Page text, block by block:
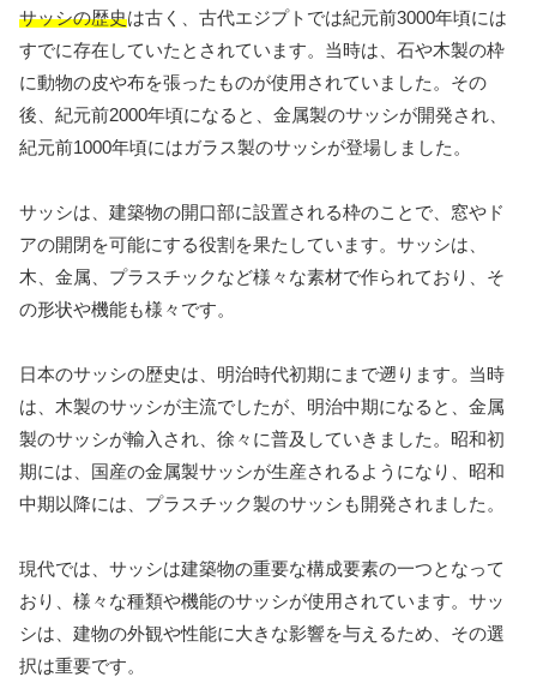
サッシの歴史は古く、古代エジプトでは紀元前3000年頃には
すでに存在していたとされています。当時は、石や木製の枠
に動物の皮や布を張ったものが使用されていました。その
後、紀元前2000年頃になると、金属製のサッシが開発され、
紀元前1000年頃にはガラス製のサッシが登場しました。
サッシは、建築物の開口部に設置される枠のことで、窓やド
アの開閉を可能にする役割を果たしています。サッシは、
木、金属、プラスチックなど様々な素材で作られており、そ
の形状や機能も様々です。
日本のサッシの歴史は、明治時代初期にまで遡ります。当時
は、木製のサッシが主流でしたが、明治中期になると、金属
製のサッシが輸入され、徐々に普及していきました。昭和初
期には、国産の金属製サッシが生産されるようになり、昭和
中期以降には、プラスチック製のサッシも開発されました。
現代では、サッシは建築物の重要な構成要素の一つとなって
おり、様々な種類や機能のサッシが使用されています。サッ
シは、建物の外観や性能に大きな影響を与えるため、その選
択は重要です。